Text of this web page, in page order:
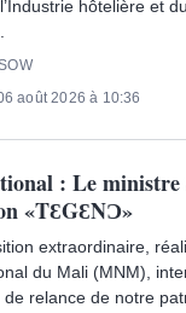
hôtelière et
août 2026 à 10:36
: Le
«TƐGƐNƆ»
extraordinaire,
du Mali (MNM),
relance de notre